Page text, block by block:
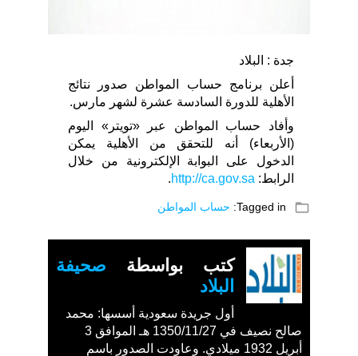
جدة : البلاد
أعلن برنامج حساب المواطن صدور نتائج
الأهلية للدورة السادسة عشرة لشهر مارس.
وأفاد حساب المواطن عبر «تويتر» اليوم
(الأربعاء) أنه للتحقق من الأهلية يمكن
الدخول على البوابة الإلكترونية من خلال
الرابط: http://ca.gov.sa
.
folder_open
Tagged in: حساب المواطن
كتب بواسطة صحيفة
البلاد
أول جريدة سعودية أسسها: محمد
صالح نصيف في 1350/11/27 هـ الموافق 3
أبريل 1932 ميلادي. وعاودت الصدور باسم